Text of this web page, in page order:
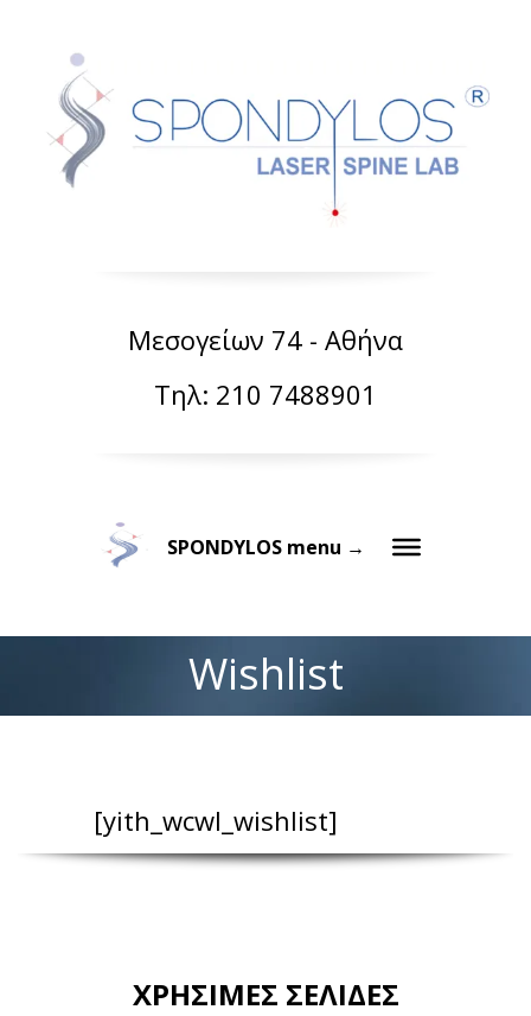
Μεσογείων 74 - Αθήνα
Τηλ: 210 7488901
SPONDYLOS menu →
Wishlist
[yith_wcwl_wishlist]
ΧΡΗΣΙΜΕΣ ΣΕΛΙΔΕΣ